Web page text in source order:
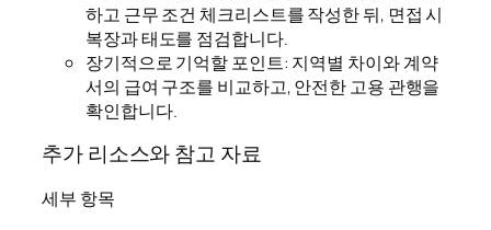
하고 근무 조건 체크리스트를 작성한 뒤, 면접 시
복장과 태도를 점검합니다.
장기적으로 기억할 포인트: 지역별 차이와 계약
서의 급여 구조를 비교하고, 안전한 고용 관행을
확인합니다.
추가 리소스와 참고 자료
세부 항목